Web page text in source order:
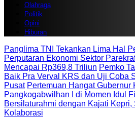
Olahraga
Politik
Opini
Hiburan
Panglima TNI Tekankan Lima Hal
Perputaran Ekonomi Sektor
Mencapai Rp369,8 Triliun Pemko
Baik Pra Verval KRS dan Uji Coba
Pusat Pertemuan Hangat Gubernur
Pangkogabwilhan I di Momen Idul
Bersilaturahmi dengan Kajati Kepri,
Kolaborasi